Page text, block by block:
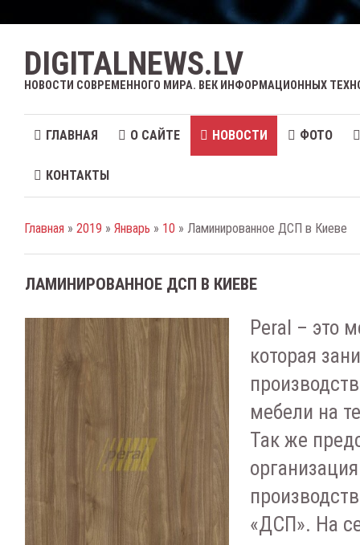
DIGITALNEWS.LV
НОВОСТИ СОВРЕМЕННОГО МИРА. ВЕК ИНФОРМАЦИОННЫХ
ГЛАВНАЯ О САЙТЕ НОВОСТИ ФОТО
КОНТАКТЫ
Главная » 2019 » Январь » 10 » Ламинированное ДСП в Киеве
ЛАМИНИРОВАННОЕ ДСП В КИЕВЕ
Peral – это
которая
мебели на
Так же
«ДСП». На